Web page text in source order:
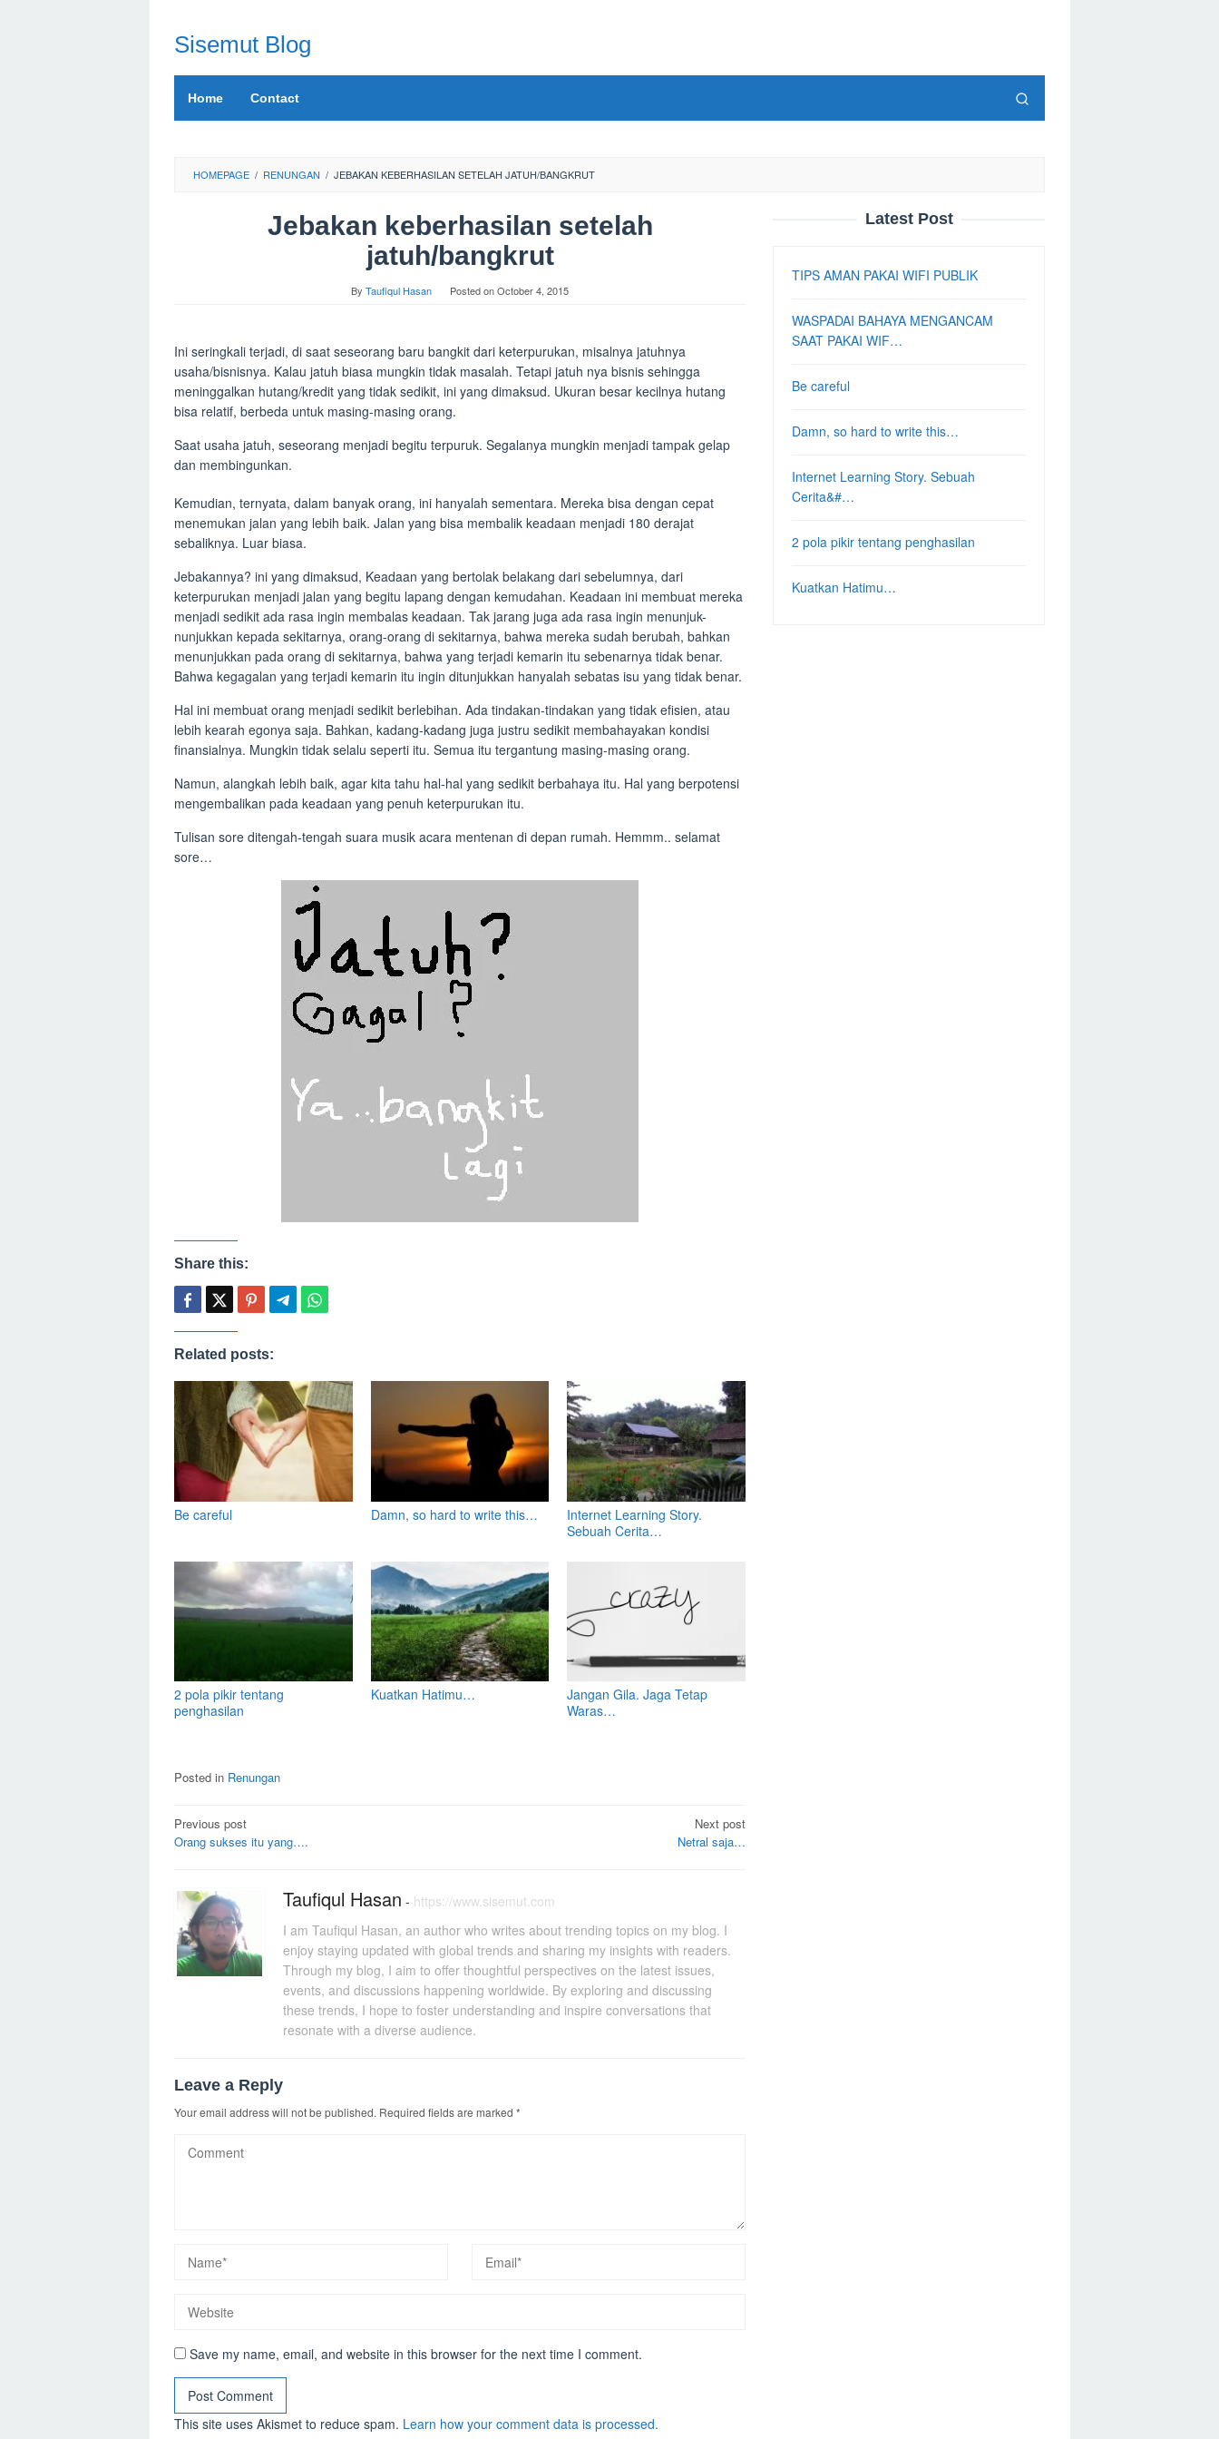
contentSisemut Blog
Home Contact
HOMEPAGE / RENUNGAN / JEBAKAN KEBERHASILAN SETELAH JATUH/BANGKRUT
Jebakan keberhasilan setelah
jatuh/bangkrut
By Taufiqul Hasan Posted onOctober 4, 2015
Ini seringkali terjadi, di saat seseorang baru bangkit dari keterpurukan, misalnya jatuhnya
usaha/bisnisnya. Kalau jatuh biasa mungkin tidak masalah. Tetapi jatuh nya bisnis sehingga
meninggalkan hutang/kredit yang tidak sedikit, ini yang dimaksud. Ukuran besar kecilnya hutang
bisa relatif, berbeda untuk masing-masing orang.
Saat usaha jatuh, seseorang menjadi begitu terpuruk. Segalanya mungkin menjadi tampak gelap
dan membingunkan.
Kemudian, ternyata, dalam banyak orang, ini hanyalah sementara. Mereka bisa dengan cepat
menemukan jalan yang lebih baik. Jalan yang bisa membalik keadaan menjadi 180 derajat
sebaliknya. Luar biasa.
Jebakannya? ini yang dimaksud, Keadaan yang bertolak belakang dari sebelumnya, dari
keterpurukan menjadi jalan yang begitu lapang dengan kemudahan. Keadaan ini membuat mereka
menjadi sedikit ada rasa ingin membalas keadaan. Tak jarang juga ada rasa ingin menunjuk-
nunjukkan kepada sekitarnya, orang-orang di sekitarnya, bahwa mereka sudah berubah, bahkan
menunjukkan pada orang di sekitarnya, bahwa yang terjadi kemarin itu sebenarnya tidak benar.
Bahwa kegagalan yang terjadi kemarin itu ingin ditunjukkan hanyalah sebatas isu yang tidak benar.
Hal ini membuat orang menjadi sedikit berlebihan. Ada tindakan-tindakan yang tidak efisien, atau
lebih kearah egonya saja. Bahkan, kadang-kadang juga justru sedikit membahayakan kondisi
finansialnya. Mungkin tidak selalu seperti itu. Semua itu tergantung masing-masing orang.
Namun, alangkah lebih baik, agar kita tahu hal-hal yang sedikit berbahaya itu. Hal yang berpotensi
mengembalikan pada keadaan yang penuh keterpurukan itu.
Tulisan sore ditengah-tengah suara musik acara mentenan di depan rumah. Hemmm.. selamat
sore…
Share this:
Related posts:
Be careful Damn, so hard to write this…
Internet Learning Story.
Sebuah Cerita…
2 pola pikir tentang
penghasilan
Kuatkan Hatimu…
Jangan Gila. Jaga Tetap
Waras…
Posted in Renungan
Post
navigation
Previous post
Orang sukses itu yang….
Next post
Netral saja…
Taufiqul Hasan - https://www.sisemut.com
I am Taufiqul Hasan, an author who writes about trending topics on my blog. I
enjoy staying updated with global trends and sharing my insights with readers.
Through my blog, I aim to offer thoughtful perspectives on the latest issues,
events, and discussions happening worldwide. By exploring and discussing
these trends, I hope to foster understanding and inspire conversations that
resonate with a diverse audience.
Leave a Reply
Your email address will not be published. Required fields are marked *
Save my name, email, and website in this browser for the next time I comment.
This site uses Akismet to reduce spam. Learn how your comment data is processed.
Latest Post
TIPS AMAN PAKAI WIFI PUBLIK
WASPADAI BAHAYA MENGANCAM
SAAT PAKAI WIF…
Be careful
Damn, so hard to write this…
Internet Learning Story. Sebuah
Cerita&#…
2 pola pikir tentang penghasilan
Kuatkan Hatimu…